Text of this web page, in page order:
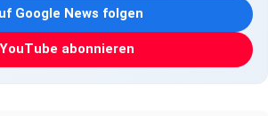
Google News folgen
abonnieren